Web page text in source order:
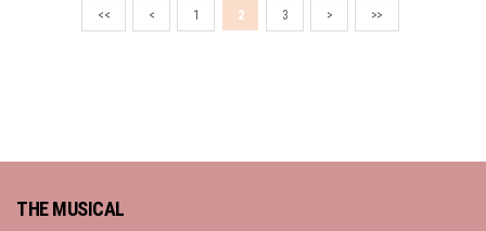
<< < 1 2 3 > >>
THE MUSICAL